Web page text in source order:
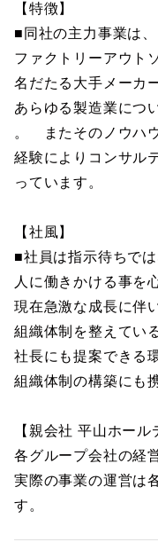
【特徴】
■同社の主力事業は、
ファクトリーアウト
名だたる大手メーカ
あらゆる製造業につ
。 またそのノウハウ
経験によりコンサル
っています。
【社風】
■社員は指示待ちで
人に働きかける事を
現在急激な成長に伴
組織体制を整えてい
社長にも提案できる
組織体制の構築にも
【親会社 平山ホール
各グループ会社の経
実際の事業の運営は
す。